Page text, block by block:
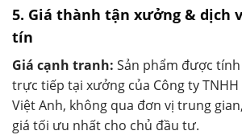
5. Giá thành tận xưởng & dịch
tín
Giá cạnh tranh: Sản phẩm được
trực tiếp tại xưởng của Công ty TNHH
Việt Anh, không qua đơn vị trung
giá tối ưu nhất cho chủ đầu tư.